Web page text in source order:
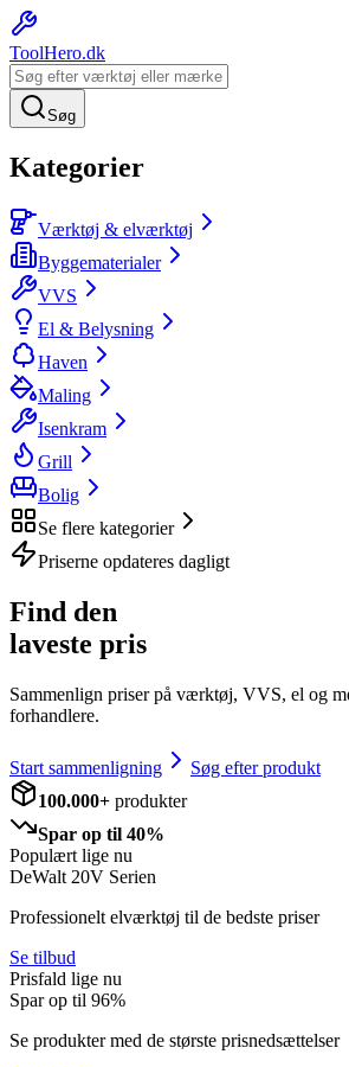
ToolHero.dk
Søg
Kategorier
Værktøj & elværktøj
Byggematerialer
VVS
El & Belysning
Haven
Maling
Isenkram
Grill
Bolig
Se flere kategorier
Priserne opdateres dagligt
Find den
laveste pris
Sammenlign priser på værktøj, VVS, el og
forhandlere.
Start sammenligning
Søg efter produkt
100.000+ produkter
Spar op til 40%
Populært lige nu
DeWalt 20V Serien
Professionelt elværktøj til de bedste priser
Se tilbud
Prisfald lige nu
Spar op til 96%
Se produkter med de største prisnedsættelser